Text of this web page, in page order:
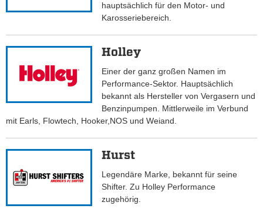
hauptsächlich für den Motor- und
Karosseriebereich.
Holley
Einer der ganz großen Namen im
Performance-Sektor. Hauptsächlich
bekannt als Hersteller von Vergasern und
Benzinpumpen. Mittlerweile im Verbund
mit Earls, Flowtech, Hooker,NOS und Weiand.
Hurst
Legendäre Marke, bekannt für seine
Shifter. Zu Holley Performance
zugehörig.